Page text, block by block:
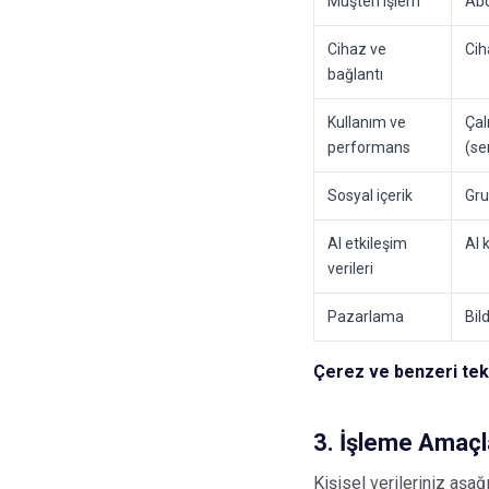
Cihaz ve
bağlantı
Kullanım ve
performans
Sosyal içerik
AI etkileşim
verileri
AI
Pazarlama
Çerez ve benzeri
3. İşleme
Kişisel verileriniz